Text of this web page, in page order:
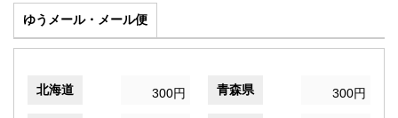
ゆうメール・メール便
北海道 300円 青森県 300円